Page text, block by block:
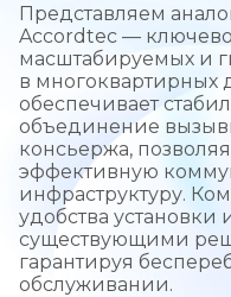
Представляем
Accordtec —
масштабируемых и
в многоквартирных
обеспечивает
объединение
консьержа,
эффективную
инфраструктуру.
удобства установки
существующими
гарантируя
обслуживании.